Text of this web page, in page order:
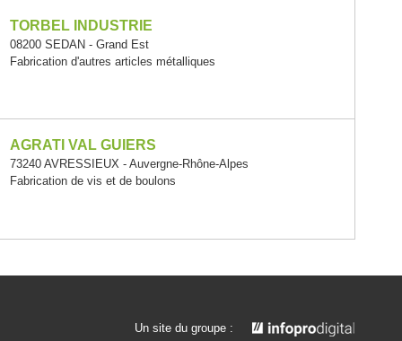
TORBEL INDUSTRIE
08200 SEDAN - Grand Est
Fabrication d'autres articles métalliques
AGRATI VAL GUIERS
73240 AVRESSIEUX - Auvergne-Rhône-Alpes
Fabrication de vis et de boulons
Un site du groupe :